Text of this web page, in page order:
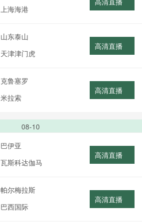
上海海港
山东泰山
天津津门虎
高清直播
克鲁塞罗
米拉索
高清直播
08-10
巴伊亚
瓦斯科达伽马
高清直播
帕尔梅拉斯
巴西国际
高清直播